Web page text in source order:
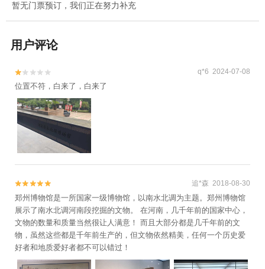
暂无门票预订，我们正在努力补充
用户评论

 q*6 2024-07-08
位置不符，白来了，白来了

 追*森 2018-08-30
郑州博物馆是一所国家一级博物馆，以南水北调为主题。郑州博物馆
展示了南水北调河南段挖掘的文物。 在河南，几千年前的国家中心，
文物的数量和质量当然很让人满意！ 而且大部分都是几千年前的文
物，虽然这些都是千年前生产的，但文物依然精美，任何一个历史爱
好者和地质爱好者都不可以错过！